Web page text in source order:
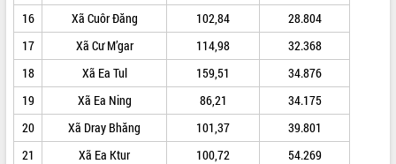
VIDEO
Loading the player...
Lễ truy tặng danh hiệu “Bà Mẹ Việt
Nam Anh hùng” và trao Huân chương
Lao động
16
Xã Cuôr Đăng 102,84
28.804
17
Xã Cư M’gar 114,98
32.368
18
Xã Ea Tul 159,51
34.876
19
Xã Ea Ning 86,21
34.175
20
Xã Dray Bhăng 101,37
39.801
21
Xã Ea Ktur 100,72
54.269